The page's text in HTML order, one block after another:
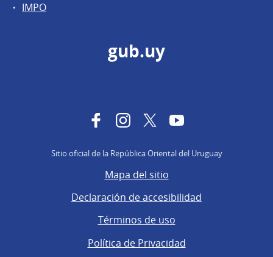
IMPO
gub.uy
FacebookInstagram
TwitterYouTube
Sitio oficial de la República Oriental del Uruguay
Mapa del sitio
Declaración de accesibilidad
Términos de uso
Política de Privacidad